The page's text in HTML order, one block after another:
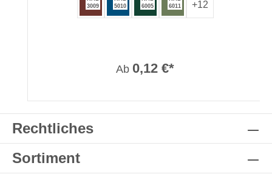
3009
5010
6005
6011
+12
Ab 0,12 €*
Rechtliches
Sortiment